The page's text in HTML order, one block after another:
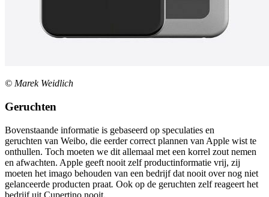
© Marek Weidlich
Geruchten
Bovenstaande informatie is gebaseerd op speculaties en
geruchten van Weibo, die eerder correct plannen van Apple wist te
onthullen. Toch moeten we dit allemaal met een korrel zout nemen
en afwachten. Apple geeft nooit zelf productinformatie vrij, zij
moeten het imago behouden van een bedrijf dat nooit over nog niet
gelanceerde producten praat. Ook op de geruchten zelf reageert het
bedrijf uit Cupertino nooit.